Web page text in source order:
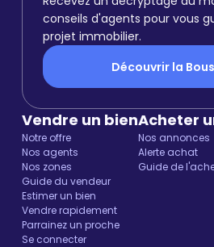
conseils d'agents pour vous
projet immobilier.
Découvrir la
Vendre un bien
Notre offre
Nos agents
Nos zones
Guide du vendeur
Estimer un bien
Vendre rapidement
Parrainez un proche
Se connecter
Acheter
Nos annonces
Alerte achat
Guide de